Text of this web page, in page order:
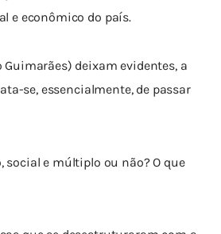
e econômico do país.
deixam evidentes, a
se, essencialmente, de passar
social e múltiplo ou não? O que